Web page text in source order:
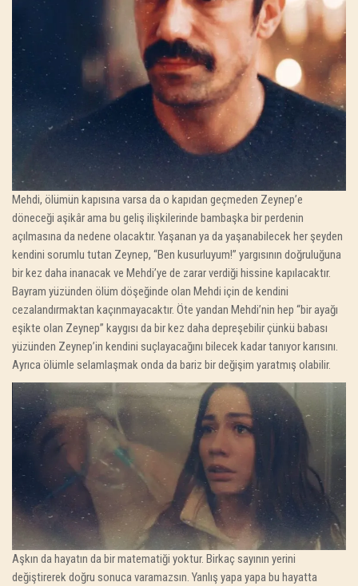
Mehdi, ölümün kapısına varsa da o kapıdan geçmeden Zeynep’e
döneceği aşikâr ama bu geliş ilişkilerinde bambaşka bir perdenin
açılmasına da nedene olacaktır. Yaşanan ya da yaşanabilecek her şeyden
kendini sorumlu tutan Zeynep, “Ben kusurluyum!” yargısının doğruluğuna
bir kez daha inanacak ve Mehdi’ye de zarar verdiği hissine kapılacaktır.
Bayram yüzünden ölüm döşeğinde olan Mehdi için de kendini
cezalandırmaktan kaçınmayacaktır. Öte yandan Mehdi’nin hep “bir ayağı
eşikte olan Zeynep” kaygısı da bir kez daha depreşebilir çünkü babası
yüzünden Zeynep’in kendini suçlayacağını bilecek kadar tanıyor karısını.
Ayrıca ölümle selamlaşmak onda da bariz bir değişim yaratmış olabilir.
Aşkın da hayatın da bir matematiği yoktur. Birkaç sayının yerini
değiştirerek doğru sonuca varamazsın. Yanlış yapa yapa bu hayatta